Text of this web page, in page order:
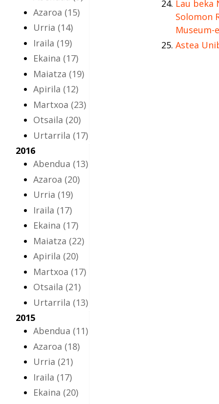
Azaroa (15)
Urria (14)
Iraila (19)
Ekaina (17)
Maiatza (19)
Apirila (12)
Martxoa (23)
Otsaila (20)
Urtarrila (17)
2016
Abendua (13)
Azaroa (20)
Urria (19)
Iraila (17)
Ekaina (17)
Maiatza (22)
Apirila (20)
Martxoa (17)
Otsaila (21)
Urtarrila (13)
2015
Abendua (11)
Azaroa (18)
Urria (21)
Iraila (17)
Ekaina (20)
Lau beka
Solomon
Astea